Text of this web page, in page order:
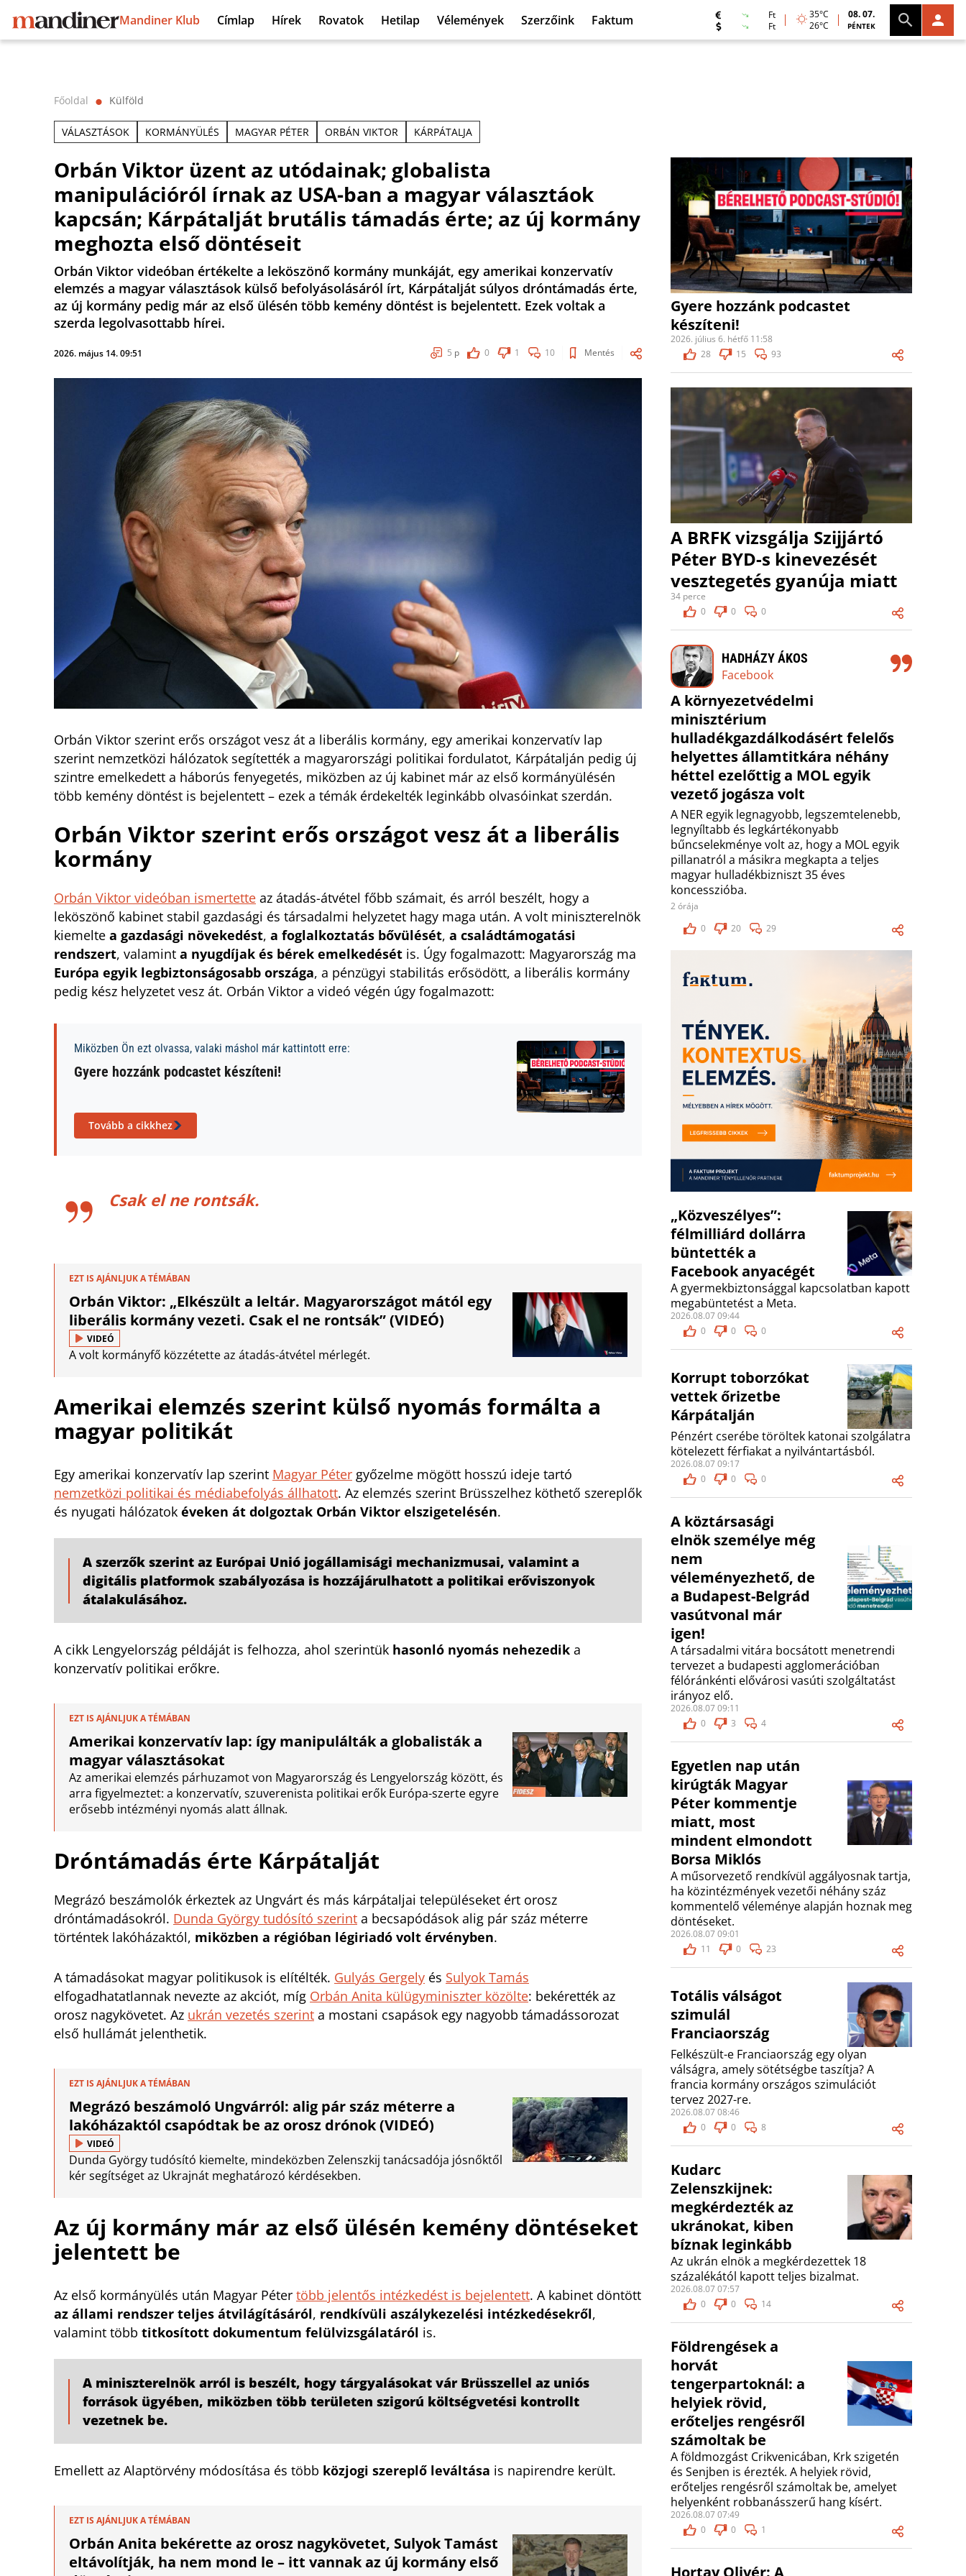
Mandiner Klub Címlap Hírek Rovatok Hetilap Vélemények Szerzőink Faktum
Ft
Ft
35°C
26°C
08. 07.
PÉNTEK
Főoldal ⬤ Külföld
VÁLASZTÁSOK KORMÁNYÜLÉS MAGYAR PÉTER ORBÁN VIKTOR KÁRPÁTALJA
Orbán Viktor üzent az utódainak; globalista
manipulációról írnak az USA-ban a magyar választáok
kapcsán; Kárpátalját brutális támadás érte; az új kormány
meghozta első döntéseit
Orbán Viktor videóban értékelte a leköszönő kormány munkáját, egy amerikai konzervatív
elemzés a magyar választások külső befolyásolásáról írt, Kárpátalját súlyos dróntámadás érte,
az új kormány pedig már az első ülésén több kemény döntést is bejelentett. Ezek voltak a
szerda legolvasottabb hírei.
2026. május 14. 09:51 5 p 0 1 10 Mentés
Orbán Viktor szerint erős országot vesz át a liberális kormány, egy amerikai konzervatív lap
szerint nemzetközi hálózatok segítették a magyarországi politikai fordulatot, Kárpátalján pedig új
szintre emelkedett a háborús fenyegetés, miközben az új kabinet már az első kormányülésén
több kemény döntést is bejelentett – ezek a témák érdekelték leginkább olvasóinkat szerdán.
Orbán Viktor szerint erős országot vesz át a liberális
kormány
Orbán Viktor videóban ismertette az átadás-átvétel főbb számait, és arról beszélt, hogy a
leköszönő kabinet stabil gazdasági és társadalmi helyzetet hagy maga után. A volt miniszterelnök
kiemelte a gazdasági növekedést, a foglalkoztatás bővülését, a családtámogatási
rendszert, valamint a nyugdíjak és bérek emelkedését is. Úgy fogalmazott: Magyarország ma
Európa egyik legbiztonságosabb országa, a pénzügyi stabilitás erősödött, a liberális kormány
pedig kész helyzetet vesz át. Orbán Viktor a videó végén úgy fogalmazott:
Miközben Ön ezt olvassa, valaki máshol már kattintott erre:
Gyere hozzánk podcastet készíteni!
Tovább a cikkhez
Csak el ne rontsák.
EZT IS AJÁNLJUK A TÉMÁBAN
Orbán Viktor: „Elkészült a leltár. Magyarországot mától egy
liberális kormány vezeti. Csak el ne rontsák” (VIDEÓ)
VIDEÓ
A volt kormányfő közzétette az átadás-átvétel mérlegét.
Amerikai elemzés szerint külső nyomás formálta a
magyar politikát
Egy amerikai konzervatív lap szerint Magyar Péter győzelme mögött hosszú ideje tartó
nemzetközi politikai és médiabefolyás állhatott. Az elemzés szerint Brüsszelhez köthető szereplők
és nyugati hálózatok éveken át dolgoztak Orbán Viktor elszigetelésén.
A szerzők szerint az Európai Unió jogállamisági mechanizmusai, valamint a
digitális platformok szabályozása is hozzájárulhatott a politikai erőviszonyok
átalakulásához.
A cikk Lengyelország példáját is felhozza, ahol szerintük hasonló nyomás nehezedik a
konzervatív politikai erőkre.
EZT IS AJÁNLJUK A TÉMÁBAN
Amerikai konzervatív lap: így manipulálták a globalisták a
magyar választásokat
Az amerikai elemzés párhuzamot von Magyarország és Lengyelország között, és
arra figyelmeztet: a konzervatív, szuverenista politikai erők Európa-szerte egyre
erősebb intézményi nyomás alatt állnak.
Dróntámadás érte Kárpátalját
Megrázó beszámolók érkeztek az Ungvárt és más kárpátaljai településeket ért orosz
dróntámadásokról. Dunda György tudósító szerint a becsapódások alig pár száz méterre
történtek lakóházaktól, miközben a régióban légiriadó volt érvényben.
A támadásokat magyar politikusok is elítélték. Gulyás Gergely és Sulyok Tamás
elfogadhatatlannak nevezte az akciót, míg Orbán Anita külügyminiszter közölte: bekérették az
orosz nagykövetet. Az ukrán vezetés szerint a mostani csapások egy nagyobb támadássorozat
első hullámát jelenthetik.
EZT IS AJÁNLJUK A TÉMÁBAN
Megrázó beszámoló Ungvárról: alig pár száz méterre a
lakóházaktól csapódtak be az orosz drónok (VIDEÓ)
VIDEÓ
Dunda György tudósító kiemelte, mindeközben Zelenszkij tanácsadója jósnőktől
kér segítséget az Ukrajnát meghatározó kérdésekben.
Az új kormány már az első ülésén kemény döntéseket
jelentett be
Az első kormányülés után Magyar Péter több jelentős intézkedést is bejelentett. A kabinet döntött
az állami rendszer teljes átvilágításáról, rendkívüli aszálykezelési intézkedésekről,
valamint több titkosított dokumentum felülvizsgálatáról is.
A miniszterelnök arról is beszélt, hogy tárgyalásokat vár Brüsszellel az uniós
források ügyében, miközben több területen szigorú költségvetési kontrollt
vezetnek be.
Emellett az Alaptörvény módosítása és több közjogi szereplő leváltása is napirendre került.
EZT IS AJÁNLJUK A TÉMÁBAN
Orbán Anita bekérette az orosz nagykövetet, Sulyok Tamást
eltávolítják, ha nem mond le – itt vannak az új kormány első
Gyere hozzánk podcastet
készíteni!
2026. július 6. hétfő 11:58
28
15 93
A BRFK vizsgálja Szijjártó
Péter BYD-s kinevezését
vesztegetés gyanúja miatt
34 perce
0
0 0
HADHÁZY ÁKOS
Facebook
A környezetvédelmi
minisztérium
hulladékgazdálkodásért felelős
helyettes államtitkára néhány
héttel ezelőttig a MOL egyik
vezető jogásza volt
A NER egyik legnagyobb, legszemtelenebb,
legnyíltabb és legkártékonyabb
bűncselekménye volt az, hogy a MOL egyik
pillanatról a másikra megkapta a teljes
magyar hulladékbizniszt 35 éves
koncesszióba.
2 órája
0
20 29
„Közveszélyes”:
félmilliárd dollárra
büntették a
Facebook anyacégét
A gyermekbiztonsággal kapcsolatban kapott
megabüntetést a Meta.
2026.08.07 09:44
0
0 0
Korrupt toborzókat
vettek őrizetbe
Kárpátalján
Pénzért cserébe töröltek katonai szolgálatra
kötelezett férfiakat a nyilvántartásból.
2026.08.07 09:17
0
0 0
A köztársasági
elnök személye még
nem
véleményezhető, de
a Budapest-Belgrád
vasútvonal már
igen!
A társadalmi vitára bocsátott menetrendi
tervezet a budapesti agglomerációban
félóránkénti elővárosi vasúti szolgáltatást
irányoz elő.
2026.08.07 09:11
0
3 4
Egyetlen nap után
kirúgták Magyar
Péter kommentje
miatt, most
mindent elmondott
Borsa Miklós
A műsorvezető rendkívül aggályosnak tartja,
ha közintézmények vezetői néhány száz
kommentelő véleménye alapján hoznak meg
döntéseket.
2026.08.07 09:01
11
0 23
Totális válságot
szimulál
Franciaország
Felkészült-e Franciaország egy olyan
válságra, amely sötétségbe taszítja? A
francia kormány országos szimulációt
tervez 2027-re.
2026.08.07 08:46
0
0 8
Kudarc
Zelenszkijnek:
megkérdezték az
ukránokat, kiben
bíznak leginkább
Az ukrán elnök a megkérdezettek 18
százalékától kapott teljes bizalmat.
2026.08.07 07:57
0
0 14
Földrengések a
horvát
tengerpartoknál: a
helyiek rövid,
erőteljes rengésről
számoltak be
A földmozgást Crikvenicában, Krk szigetén
és Senjben is érezték. A helyiek rövid,
erőteljes rengésről számoltak be, amelyet
helyenként robbanásszerű hang kísért.
2026.08.07 07:49
0
0 1